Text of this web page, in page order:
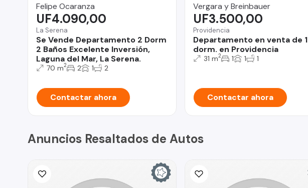
Felipe Ocaranza
La Serena
Se Vende Departamento 2 Dorm
2 Baños Excelente Inversión,
Laguna del Mar, La Serena.
UF4.090,00
70 m2 2 1 2
Contactar ahora
Vergara y Breinbauer
Providencia
Departamento en venta de 1
dorm. en Providencia
UF3.500,00
31 m2 1 1 1
Contactar ahora
Anuncios Resaltados de Autos